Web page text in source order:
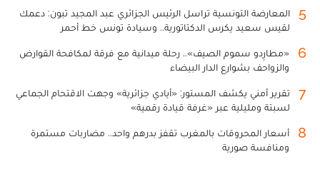
5
المعارضة التونسية تراسل الرئيس الجزائري عبد المجيد تبون: دعمك
لقيس سعيد يكرس الدكتاتورية.. وسيادة تونس خط أحمر
6
«مطارِدو سموم الصيف».. رحلة ميدانية مع فرقة لمكافحة القوارض
والزواحف بشوارع الدار البيضاء
7
تقرير أمني يكشف المستور: «أيادي جزائرية» وجهت الاقتحام الجماعي
لسبتة ومليلية عبر «غرفة قيادة رقمية»
8
أسعار المحروقات بالمغرب تقفز بدرهم واحد.. مضاربات مستمرة
ومنافسة صورية